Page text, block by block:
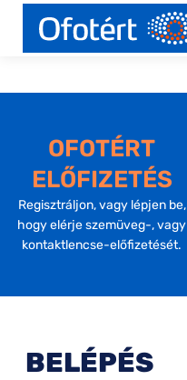
OFOTÉRT
ELŐFIZETÉS
Regisztráljon, vagy lépjen be,
hogy elérje szemüveg-, vagy
kontaktlencse-előfizetését.
BELÉPÉS